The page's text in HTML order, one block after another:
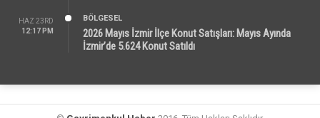
HAZ 23RD
12:17 PM
BÖLGESEL
2026 Mayıs İzmir İlçe Konut Satışları: Mayıs Ayında
İzmir’de 5.624 Konut Satıldı